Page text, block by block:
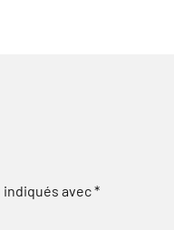
avec*